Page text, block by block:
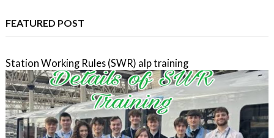
FEATURED POST
Station Working Rules (SWR) alp training